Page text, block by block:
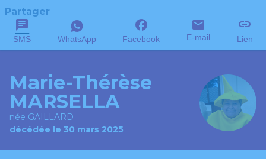
Partager
SMS WhatsApp Facebook E-mail Lien
Marie-Thérèse
MARSELLA
née GAILLARD
décédée le 30 mars 2025